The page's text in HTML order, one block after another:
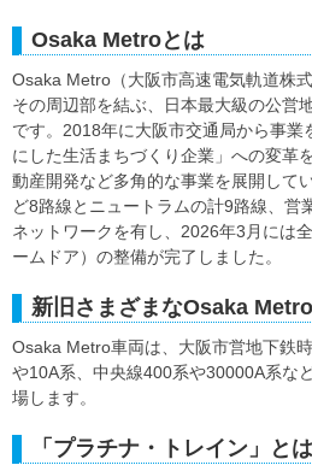
Osaka Metroとは
Osaka Metro（大阪市高速電気軌道株
その周辺部を結ぶ、日本最大級の公営
です。2018年に大阪市交通局から事業
にした生活まちづくり企業」への変革
動産開発など多角的な事業を展開して
ど8路線とニュートラムの計9路線、営
ネットワークを有し、2026年3月には
ームドア）の整備が完了しました。
新旧さまざまなOsaka
Osaka Metro車両は、大阪市営地下鉄
や10A系、中央線400系や30000A系な
場します。
「プラチナ・トレイン」とは